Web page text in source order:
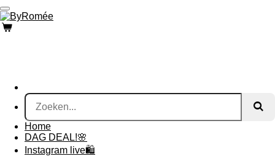
Ga
direct
naar
Home
DAG DEAL!🌸
Instagram live🛍